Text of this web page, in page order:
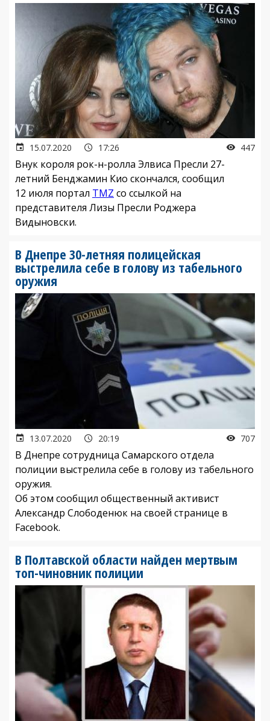
15.07.2020 17:26 447
Внук короля рок-н-ролла Элвиса Пресли 27-
летний Бенджамин Кио скончался, сообщил
12 июля портал TMZ со ссылкой на
представителя Лизы Пресли Роджера
Видыновски.
В Днепре 30-летняя полицейская
выстрелила себе в голову из табельного
оружия
13.07.2020 20:19 707
В Днепре сотрудница Самарского отдела
полиции выстрелила себе в голову из табельного
оружия.
Об этом сообщил общественный активист
Александр Слободенюк на своей странице в
Facebook.
В Полтавской области найден мертвым
топ-чиновник полиции